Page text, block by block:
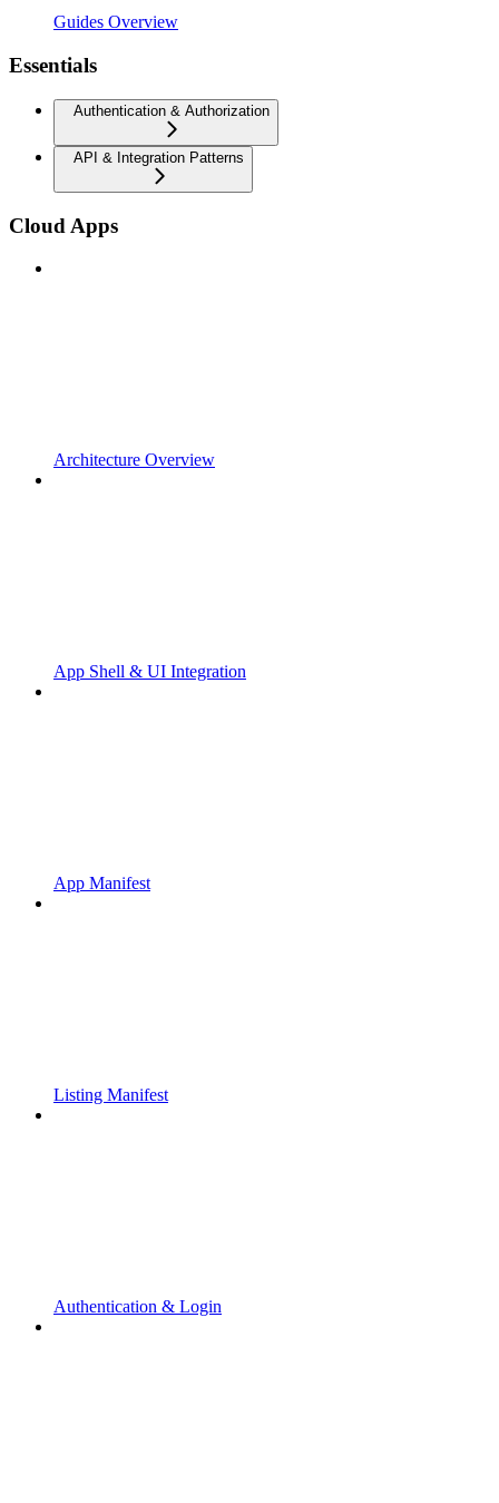
Guides Overview
Essentials
Authentication & Authorization
API & Integration Patterns
Cloud Apps
Architecture Overview
App Shell & UI Integration
App Manifest
Listing Manifest
Authentication & Login